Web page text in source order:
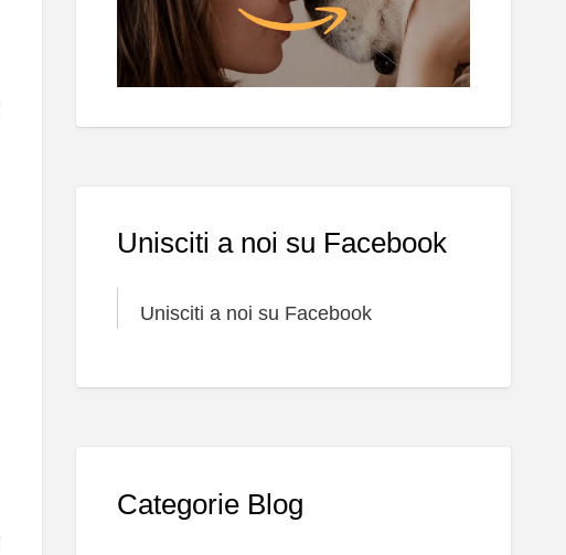
Unisciti a noi su Facebook
Unisciti a noi su Facebook
Categorie Blog